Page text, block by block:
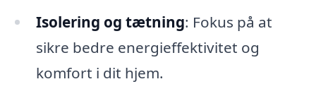
Isolering og tætning: Fokus på at
sikre bedre energieffektivitet og
komfort i dit hjem.